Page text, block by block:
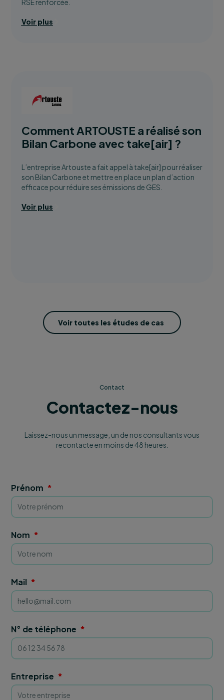
RSE renforcée.
Voir plus
Comment ARTOUSTE a réalisé son
Bilan Carbone avec take[air] ?
L’entreprise Artouste a fait appel à take[air] pour réaliser
son Bilan Carbone et mettre en place un plan d’action
efficace pour réduire ses émissions de GES.
Voir plus
Voir toutes les études de cas
Contact
Contactez-nous
Laissez-nous un message, un de nos consultants vous
recontacte en moins de 48 heures.
Prénom
Nom
Mail
N° de téléphone
Entreprise